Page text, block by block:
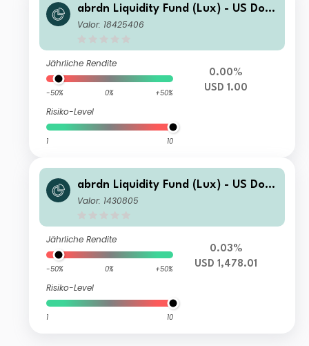
abrdn Liquidity Fund (Lux) - US Dolla
r Fund K-1 Inc USD
Valor: 18425406
Jährliche Rendite
-50% 0% +50%
Risiko-Level
1 10
0.00%
USD 1.00
abrdn Liquidity Fund (Lux) - US Dolla
r Fund Z-2 Acc USD
Valor: 1430805
Jährliche Rendite
-50% 0% +50%
Risiko-Level
1 10
0.03%
USD 1,478.01